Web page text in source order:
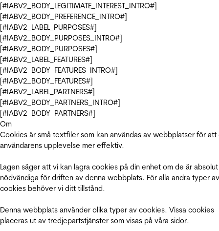
[#IABV2_BODY_LEGITIMATE_INTEREST_INTRO#]
[#IABV2_BODY_PREFERENCE_INTRO#]
[#IABV2_LABEL_PURPOSES#]
[#IABV2_BODY_PURPOSES_INTRO#]
[#IABV2_BODY_PURPOSES#]
[#IABV2_LABEL_FEATURES#]
[#IABV2_BODY_FEATURES_INTRO#]
[#IABV2_BODY_FEATURES#]
[#IABV2_LABEL_PARTNERS#]
[#IABV2_BODY_PARTNERS_INTRO#]
[#IABV2_BODY_PARTNERS#]
Om
Cookies är små textfiler som kan användas av webbplatser för att
användarens upplevelse mer effektiv.
Lagen säger att vi kan lagra cookies på din enhet om de är absolut
nödvändiga för driften av denna webbplats. För alla andra typer av
cookies behöver vi ditt tillstånd.
Denna webbplats använder olika typer av cookies. Vissa cookies
placeras ut av tredjepartstjänster som visas på våra sidor.